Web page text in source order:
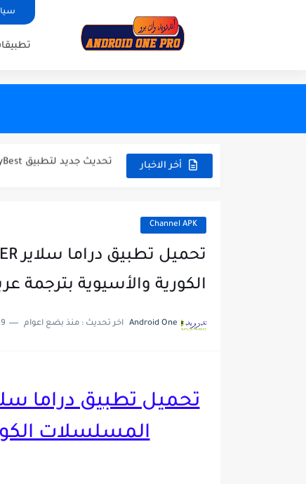
أخر الاخبار تحميل تطبيق ULTRA ONE لمشاهدة القنوات العربية و العالمية والافلام والمسلسلات
تطبي KRAIKO الجديد والأروع 2024 - لمشاهدة القنوات العربية والعالمية...
حصريا تحميل تطبيق Power IPTV لمشاهدة القنوات العربية و العالمية...
Channel APK
الكورية والأسيوية بترجمة
Android One اخر تحديث : منذ بضع اعوام 19
المسلسلات